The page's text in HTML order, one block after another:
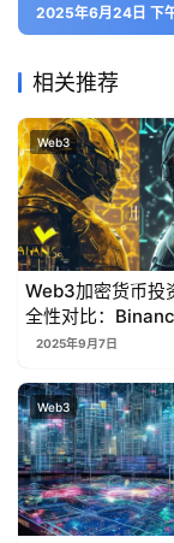
2025年6月24日 下
相关推荐
Web3
Web3加密货币投
全性对比：
Bybit，谁更值得
2025年9月7日
Web3